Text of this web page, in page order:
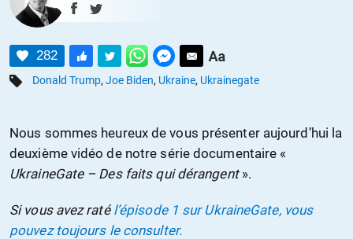
282
Donald Trump, Joe Biden, Ukraine, Ukrainegate
Nous sommes heureux de vous présenter aujourd’hui la
deuxième vidéo de notre série documentaire «
UkraineGate – Des faits qui dérangent».
Si vous avez ratél’épisode 1 sur UkraineGate, vous
pouvez toujours le consulter.